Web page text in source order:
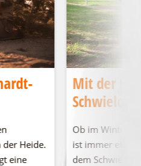
der Heide.
eine
Mit der
Ob im Winter
ist immer eine
dem